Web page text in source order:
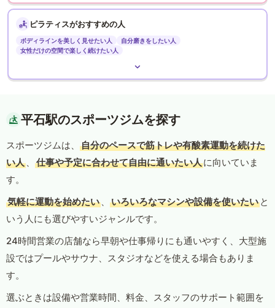
ピラティスがおすすめの人
ボディラインを美しく見せたい人
自分磨きをしたい人
女性だけの空間で楽しく続けたい人
平石駅のスポーツジムを探す
スポーツジムは、
自分のペースで筋トレや有酸素運動を続けた
い人 、 仕事や予定に合わせて自由に通いたい人に向いていま
す。
気軽に運動を始めたい 、 いろいろなマシンや設備を使いたい と
いう人にも選びやすいジャンルです。
24時間営業の店舗なら早朝や仕事帰りにも通いやすく、大型施
設ではプールやサウナ、スタジオなどを使える場合もありま
す。
選ぶときは設備や営業時間、料金、スタッフのサポート範囲を